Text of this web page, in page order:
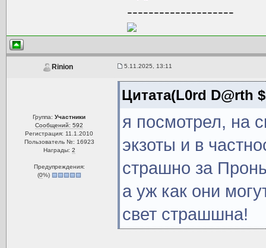
--------------------
Rinion 5.11.2025, 13:11
Группа:Участники
Сообщений: 592
Регистрация: 11.1.2010
Пользователь №: 16923
Награды: 2
Предупреждения:
(0%)
Цитата(L0rd D@rth
я посмотрел, на
экзоты и в
страшно за
а уж как они
свет страшшна!